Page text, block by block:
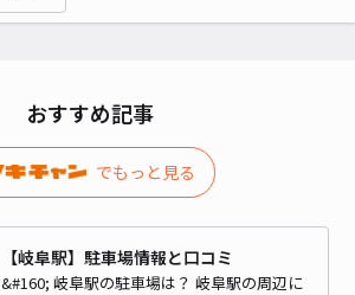
おすすめ記事
でもっと見る
【岐阜駅】駐車場情報と口コミ
&#160; 岐阜駅の駐車場は？ 岐阜駅の周辺に